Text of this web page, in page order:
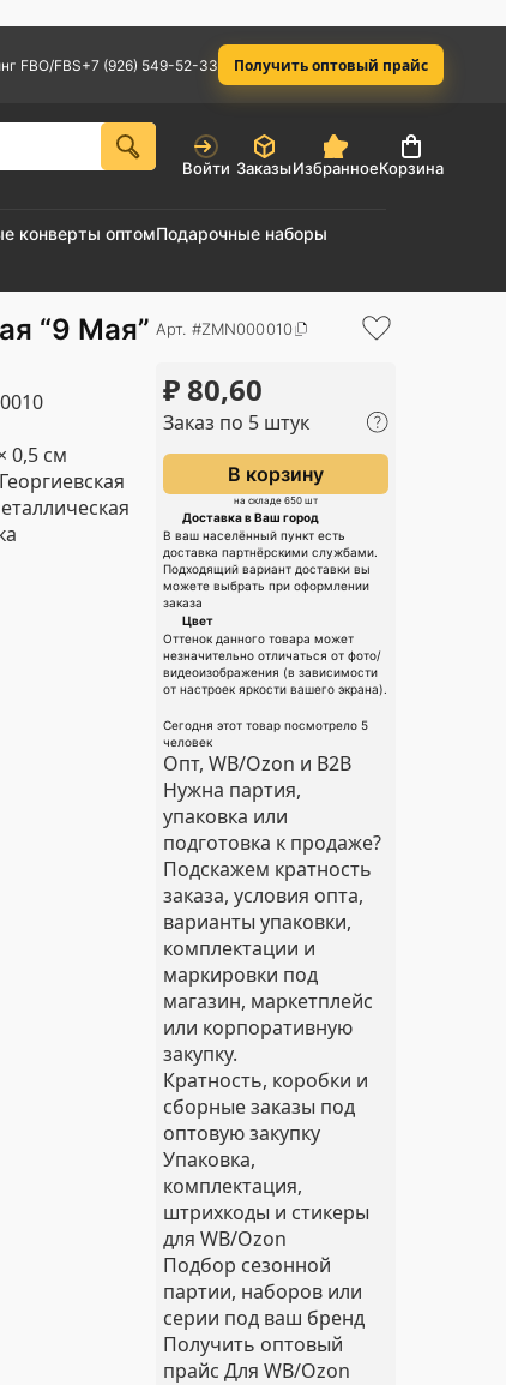
FBO/FBS+7 (926) 549-52-33 Получить оптовый прайс
Войти ЗаказыИзбранноеКорзина
конверты оптомПодарочные наборы
“9 Мая”
0,5 см
Арт. #ZMN000010
₽ 80,60
Заказ по 5 штук
В корзину
на складе 650 шт
Доставка в Ваш город
В ваш населённый пункт есть
доставка партнёрскими службами.
Подходящий вариант доставки вы
можете выбрать при оформлении
заказа
Цвет
Оттенок данного товара может
незначительно отличаться от фото/
видеоизображения (в зависимости
от настроек яркости вашего экрана).
Сегодня этот товар посмотрело 5
человек
Опт, WB/Ozon и B2B
Нужна партия,
упаковка или
подготовка к продаже?
Подскажем кратность
заказа, условия опта,
варианты упаковки,
комплектации и
маркировки под
магазин, маркетплейс
или корпоративную
закупку.
Кратность, коробки и
сборные заказы под
оптовую закупку
Упаковка,
комплектация,
штрихкоды и стикеры
для WB/Ozon
Подбор сезонной
партии, наборов или
серии под ваш бренд
Получить оптовый
прайс Для WB/Ozon